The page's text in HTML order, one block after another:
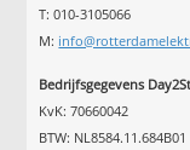
T: 010-3105066
M:
Bedrijfsgegevens
KvK: 70660042
BTW: NL8584.11.684B01